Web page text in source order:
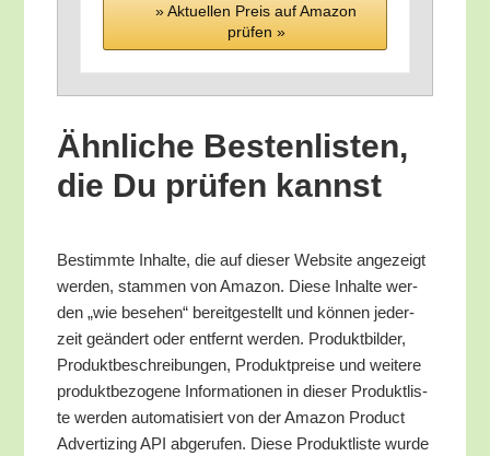
» Aktu­el­len Preis auf Ama­zon
prü­fen »
Ähn­li­che Bes­ten­lis­ten,
die Du prü­fen kannst
Bestimm­te Inhal­te, die auf die­ser Web­site ange­zeigt
wer­den, stam­men von Ama­zon. Die­se Inhal­te wer­
den „wie bese­hen“ bereit­ge­stellt und kön­nen jeder­
zeit geän­dert oder ent­fernt wer­den. Pro­dukt­bil­der,
Pro­dukt­be­schrei­bun­gen, Pro­dukt­prei­se und wei­te­re
pro­dukt­be­zo­ge­ne Infor­ma­tio­nen in die­ser Pro­dukt­lis­
te wer­den auto­ma­ti­siert von der Ama­zon Pro­duct
Adver­tiz­ing API abge­ru­fen. Die­se Pro­dukt­lis­te wur­de